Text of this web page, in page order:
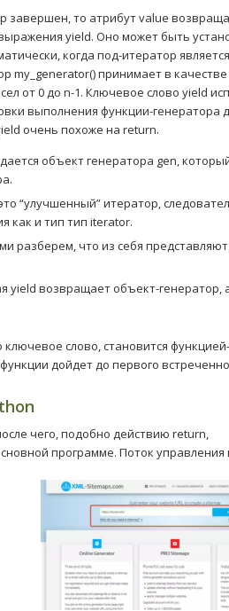
завершен, то атрибут value
yield. Оно может быть
когда под-итератор
my_generator() принимает в
от 0 до n-1. Ключевое слово yield
выполнения функции-генератора
очень похоже на return.
объект генератора gen,
“улучшенный” итератор,
как и тип тип iterator.
разберем, что из себя
yield возвращает объект-генератор,
ключевое слово, становится
дойдет до первого
чего, подобно действию return,
программе. Поток управления